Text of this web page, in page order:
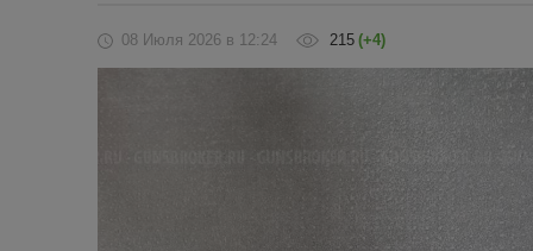
08 Июля 2026 в 12:24 215 (+4)